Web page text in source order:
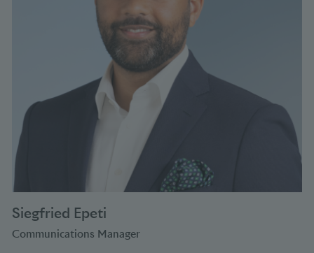
Siegfried Epeti
Communications Manager